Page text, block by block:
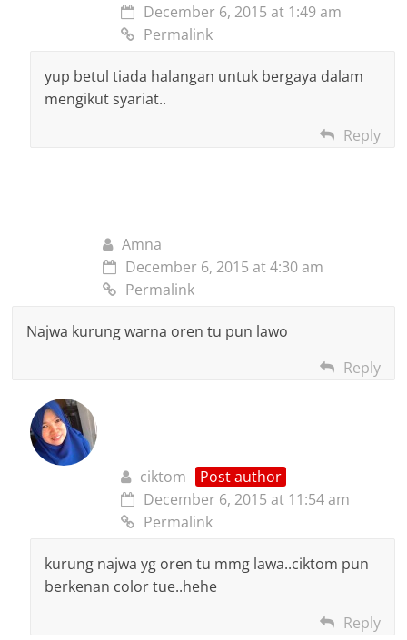
December 6, 2015 at 1:49 am
Permalink
yup betul tiada halangan untuk bergaya dalam
mengikut syariat..
Reply
Amna
December 6, 2015 at 4:30 am
Permalink
Najwa kurung warna oren tu pun lawo
Reply
ciktom
Post author
December 6, 2015 at 11:54 am
Permalink
kurung najwa yg oren tu mmg lawa..ciktom pun
berkenan color tue..hehe
Reply